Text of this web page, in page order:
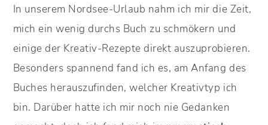
In unserem Nordsee-Urlaub nahm ich mir die Zeit,
mich ein wenig durchs Buch zu schmökern und
einige der Kreativ-Rezepte direkt auszuprobieren.
Besonders spannend fand ich es, am Anfang des
Buches herauszufinden, welcher Kreativtyp ich
bin. Darüber hatte ich mir noch nie Gedanken